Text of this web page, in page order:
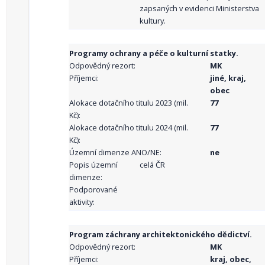
zapsaných v evidenci Ministerstva
kultury.
Programy ochrany a péče o kulturní statky.
Odpovědný rezort:
MK
Příjemci:
jiné, kraj,
obec
Alokace dotačního titulu 2023 (mil.
Kč):
77
Alokace dotačního titulu 2024 (mil.
Kč):
77
Územní dimenze ANO/NE:
ne
Popis územní
dimenze:
celá ČR
Podporované
aktivity:
Program záchrany architektonického dědictví.
Odpovědný rezort:
MK
Příjemci:
kraj, obec,